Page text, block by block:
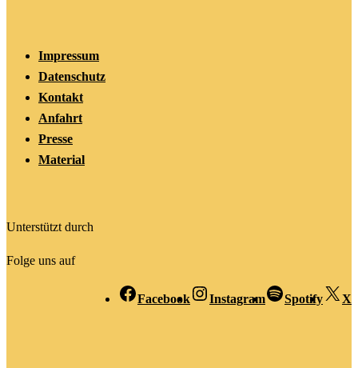
Impressum
Datenschutz
Kontakt
Anfahrt
Presse
Material
Unterstützt durch
Folge uns auf
Facebook Instagram Spotify X